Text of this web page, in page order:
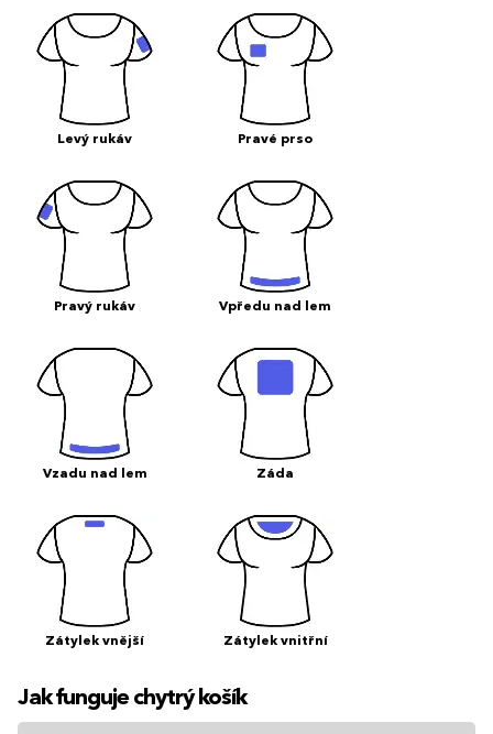
Levý rukáv Pravé prso
Pravý rukáv Vpředu nad lem
Vzadu nad lem Záda
Zátylek vnější Zátylek vnitřní
Jak funguje chytrý košík